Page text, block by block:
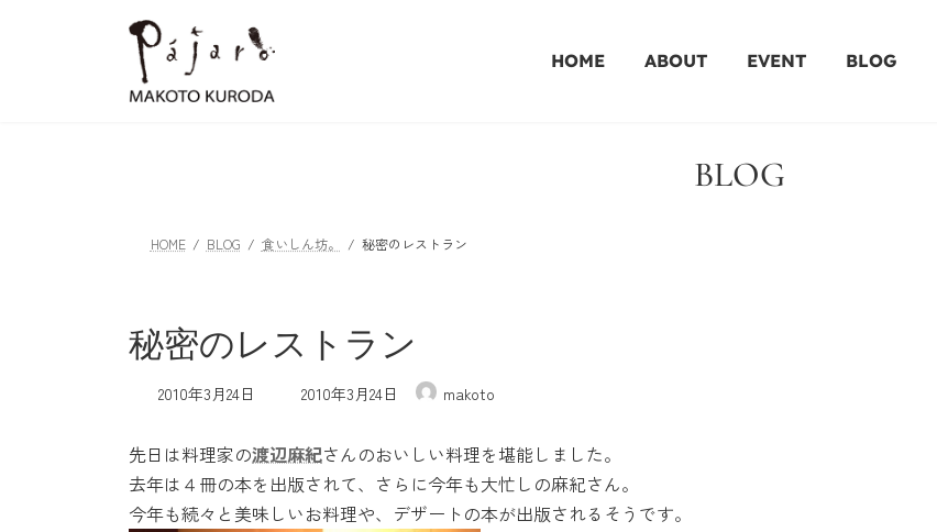
HOME ABOUT EVENT BLOG
BLOG
HOME BLOG 食いしん坊。 秘密のレストラン
秘密のレストラン
2010年3月24日
最
新
日
時
:
2010年3月24日 makoto
先日は料理家の渡辺麻紀さんのおいしい料理を堪能しました。
去年は４冊の本を出版されて、さらに今年も大忙しの麻紀さん。
今年も続々と美味しいお料理や、デザートの本が出版されるそうです。